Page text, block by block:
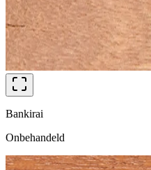
Bankirai
Onbehandeld